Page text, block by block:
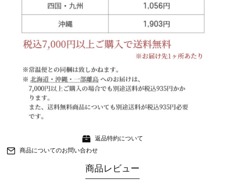
返品特約について
商品についてのお問い合わせ
商品レビュー